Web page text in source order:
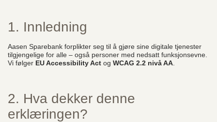
1. Innledning
Aasen Sparebank forplikter seg til å gjøre sine digitale tjenester
tilgjengelige for alle – også personer med nedsatt funksjonsevne.
Vi følger EU Accessibility Act og WCAG 2.2 nivå AA
2. Hva dekker denne
erklæringen?